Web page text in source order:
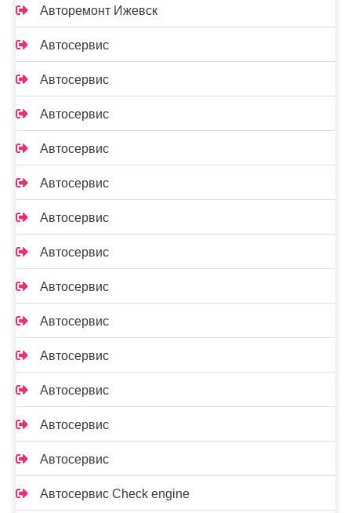
Авторемонт Ижевск
Автосервис
Автосервис
Автосервис
Автосервис
Автосервис
Автосервис
Автосервис
Автосервис
Автосервис
Автосервис
Автосервис
Автосервис
Автосервис
Автосервис Check engine